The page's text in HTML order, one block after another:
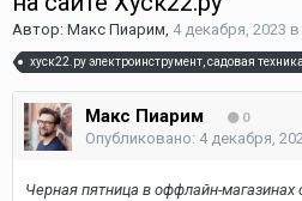
Автор: Макс Пиарим, 4 декабря, 2023 в
Макс Пиарим 0
Опубликовано: 4 декабря,
Черная пятница в оффлайн-магазинах